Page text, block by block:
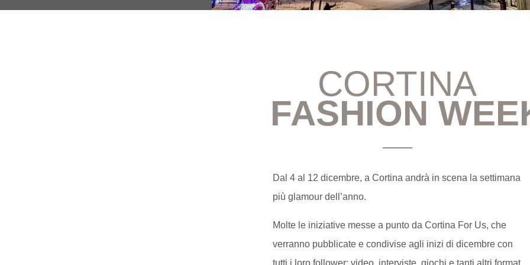
CORTINA
FASHION
Dal 4 al 12 dicembre, a Cortina andrà in scena la settimana
più glamour dell’anno.
Molte le iniziative messe a punto da Cortina For Us, che
verranno pubblicate e condivise agli inizi di dicembre con
tutti i loro follower: video, interviste, giochi e tanti altri format